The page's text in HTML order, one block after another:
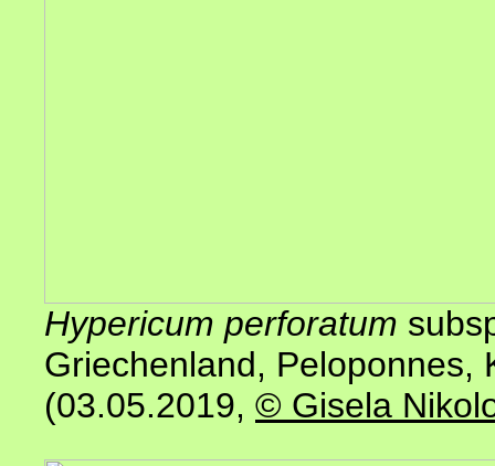
Hypericum perforatum
Griechenland, Peloponnes,
(03.05.2019, © Gisela